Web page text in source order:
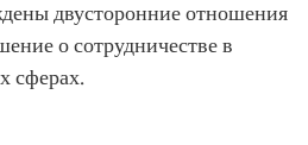
двусторонние отношения
о сотрудничестве в
сферах.